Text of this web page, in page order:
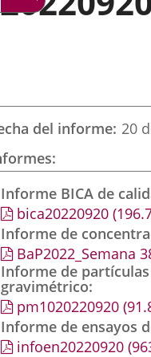
del informe 20
Informe BICA de
bica20220920
Informe de
BaP2022_Semana
Informe de
gravimétrico
pm1020220920
Informe de ensayos
infoen20220920